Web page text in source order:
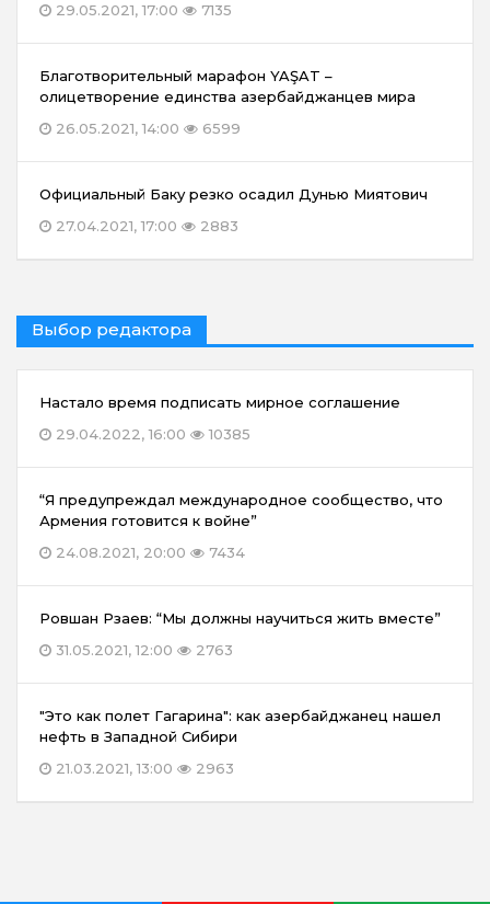
29.05.2021, 17:00
7135
Благотворительный марафон YAŞAT –
олицетворение единства азербайджанцев мира
26.05.2021, 14:00
6599
Официальный Баку резко осадил Дунью Миятович
27.04.2021, 17:00
2883
Выбор редактора
Настало время подписать мирное соглашение
29.04.2022, 16:00
10385
“Я предупреждал международное сообщество, что
Армения готовится к войне”
24.08.2021, 20:00
7434
Ровшан Рзаев: “Мы должны научиться жить вместе”
31.05.2021, 12:00
2763
"Это как полет Гагарина": как азербайджанец нашел
нефть в Западной Сибири
21.03.2021, 13:00
2963